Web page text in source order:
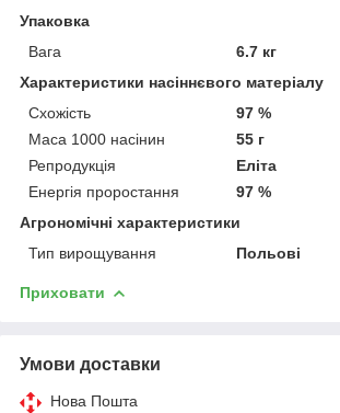
Упаковка
Вага
6.7 кг
Характеристики насіннєвого матеріалу
Схожість
97 %
Маса 1000 насінин
55 г
Репродукція
Еліта
Енергія проростання
97 %
Агрономічні характеристики
Тип вирощування
Польові
Приховати
Умови доставки
Нова Пошта